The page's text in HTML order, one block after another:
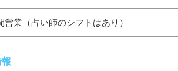
営業（占い師のシフトはあり）
報